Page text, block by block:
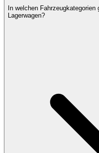
In welchen
Lagerwagen?